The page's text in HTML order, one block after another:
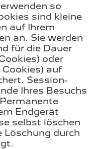
so
sind kleine
auf Ihrem
an. Sie werden
für die Dauer
oder
auf
Session-
Ihres Besuchs
Endgerät
selbst löschen
Löschung durch